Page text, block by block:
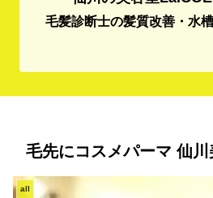
毛髪診断士の髪質改善・水
毛先にコスメパーマ 仙
all